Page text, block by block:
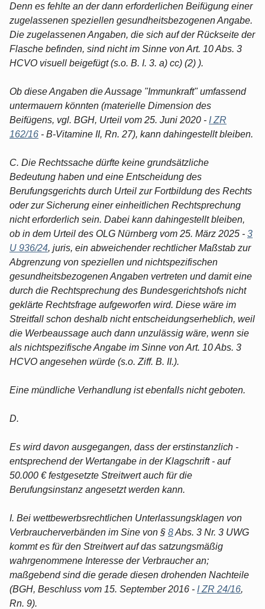
Denn es fehlte an der dann erforderlichen Beifügung einer
zugelassenen speziellen gesundheitsbezogenen Angabe.
Die zugelassenen Angaben, die sich auf der Rückseite der
Flasche befinden, sind nicht im Sinne von Art. 10 Abs. 3
HCVO visuell beigefügt (s.o. B. I. 3. a) cc) (2) ).
Ob diese Angaben die Aussage "Immunkraft" umfassend
untermauern könnten (materielle Dimension des
Beifügens, vgl. BGH, Urteil vom 25. Juni 2020 - I ZR
162/16 - B-Vitamine II, Rn. 27), kann dahingestellt bleiben.
C. Die Rechtssache dürfte keine grundsätzliche
Bedeutung haben und eine Entscheidung des
Berufungsgerichts durch Urteil zur Fortbildung des Rechts
oder zur Sicherung einer einheitlichen Rechtsprechung
nicht erforderlich sein. Dabei kann dahingestellt bleiben,
ob in dem Urteil des OLG Nürnberg vom 25. März 2025 - 3
U 936/24, juris, ein abweichender rechtlicher Maßstab zur
Abgrenzung von speziellen und nichtspezifischen
gesundheitsbezogenen Angaben vertreten und damit eine
durch die Rechtsprechung des Bundesgerichtshofs nicht
geklärte Rechtsfrage aufgeworfen wird. Diese wäre im
Streitfall schon deshalb nicht entscheidungserheblich, weil
die Werbeaussage auch dann unzulässig wäre, wenn sie
als nichtspezifische Angabe im Sinne von Art. 10 Abs. 3
HCVO angesehen würde (s.o. Ziff. B. II.).
Eine mündliche Verhandlung ist ebenfalls nicht geboten.
D.
Es wird davon ausgegangen, dass der erstinstanzlich -
entsprechend der Wertangabe in der Klagschrift - auf
50.000 € festgesetzte Streitwert auch für die
Berufungsinstanz angesetzt werden kann.
I. Bei wettbewerbsrechtlichen Unterlassungsklagen von
Verbraucherverbänden im Sine von § 8Abs. 3 Nr. 3 UWG
kommt es für den Streitwert auf das satzungsmäßig
wahrgenommene Interesse der Verbraucher an;
maßgebend sind die gerade diesen drohenden Nachteile
(BGH, Beschluss vom 15. September 2016 - I ZR 24/16,
Rn. 9).